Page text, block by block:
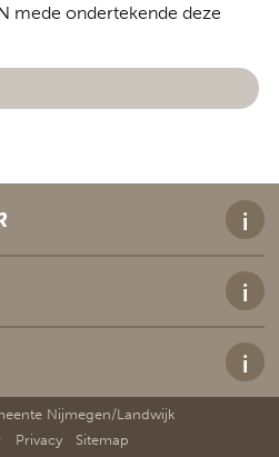
mede ondertekende deze
Nijmegen/Landwijk
Privacy Sitemap